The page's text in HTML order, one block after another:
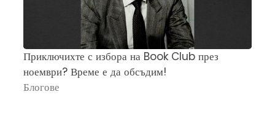
Приключихте с избора на Book Club през
ноември? Време е да обсъдим!
Блогове